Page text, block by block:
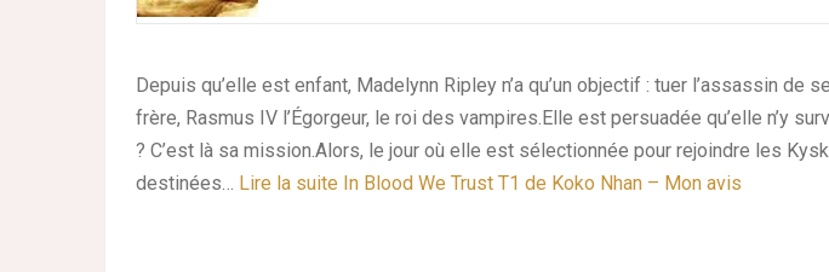
Depuis qu’elle est enfant, Madelynn Ripley n’a qu’un objectif : tuer l’assassin de
frère, Rasmus IV l’Égorgeur, le roi des vampires.Elle est persuadée qu’elle n’y
? C’est là sa mission.Alors, le jour où elle est sélectionnée pour rejoindre les
destinées… Lire la suite In Blood We Trust T1 de Koko Nhan – Mon avis